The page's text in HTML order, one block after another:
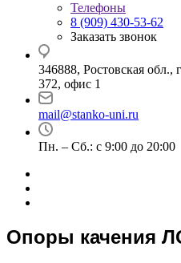
Телефоны
8 (909) 430-53-62
Заказать звонок
346888, Ростовская обл.,
372, офис 1
mail@stanko-uni.ru
Пн. – Сб.: с 9:00 до 20:00
Опоры качения